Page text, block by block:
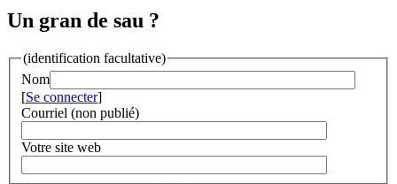
Un gran de sau ?
(identification facultative)
Nom
[Se connecter]
Courriel (non publié)
Votre site web